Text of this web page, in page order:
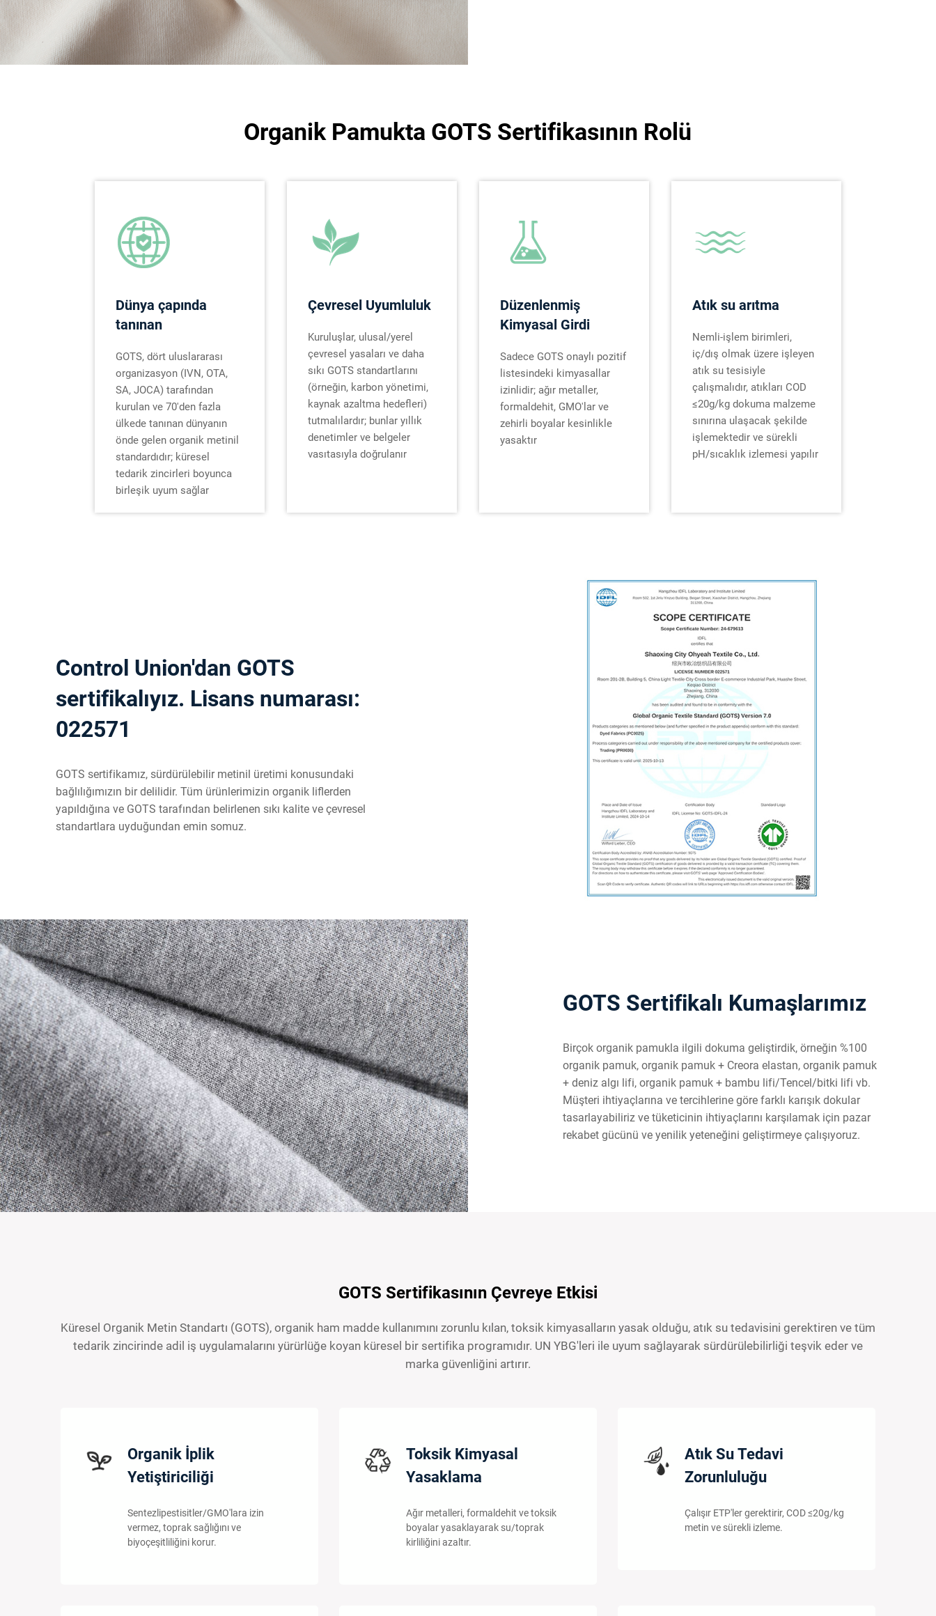
Organik Pamukta GOTS Sertifikasının Rolü
Dünya çapında
tanınan
GOTS, dört uluslararası
organizasyon (IVN, OTA,
SA, JOCA) tarafından
kurulan ve 70'den fazla
ülkede tanınan dünyanın
önde gelen organik metinil
standardıdır; küresel
tedarik zincirleri boyunca
birleşik uyum sağlar
Çevresel Uyumluluk
Kuruluşlar, ulusal/yerel
çevresel yasaları ve daha
sıkı GOTS standartlarını
(örneğin, karbon yönetimi,
kaynak azaltma hedefleri)
tutmalılardır; bunlar yıllık
denetimler ve belgeler
vasıtasıyla doğrulanır
Düzenlenmiş
Kimyasal Girdi
Sadece GOTS onaylı pozitif
listesindeki kimyasallar
izinlidir; ağır metaller,
formaldehit, GMO'lar ve
zehirli boyalar kesinlikle
yasaktır
Atık su arıtma
Nemli-işlem birimleri,
iç/dış olmak üzere işleyen
atık su tesisiyle
çalışmalıdır, atıkları COD
≤20g/kg dokuma malzeme
sınırına ulaşacak şekilde
işlemektedir ve sürekli
pH/sıcaklık izlemesi yapılır
Control Union'dan GOTS
sertifikalıyız. Lisans numarası:
022571
GOTS sertifikamız, sürdürülebilir metinil üretimi konusundaki
bağlılığımızın bir delilidir. Tüm ürünlerimizin organik liflerden
yapıldığına ve GOTS tarafından belirlenen sıkı kalite ve çevresel
standartlara uyduğundan emin somuz.
GOTS Sertifikalı Kumaşlarımız
Birçok organik pamukla ilgili dokuma geliştirdik, örneğin %100
organik pamuk, organik pamuk + Creora elastan, organik pamuk
+ deniz algı lifi, organik pamuk + bambu lifi/Tencel/bitki lifi vb.
Müşteri ihtiyaçlarına ve tercihlerine göre farklı karışık dokular
tasarlayabiliriz ve tüketicinin ihtiyaçlarını karşılamak için pazar
rekabet gücünü ve yenilik yeteneğini geliştirmeye çalışıyoruz.
GOTS Sertifikasının Çevreye Etkisi
Küresel Organik Metin Standartı (GOTS), organik ham madde kullanımını zorunlu kılan, toksik kimyasalların yasak olduğu, atık su tedavisini gerektiren ve tüm
tedarik zincirinde adil iş uygulamalarını yürürlüğe koyan küresel bir sertifika programıdır. UN YBG'leri ile uyum sağlayarak sürdürülebilirliği teşvik eder ve
marka güvenliğini artırır.
Organik İplik
Yetiştiriciliği
Sentezlipestisitler/GMO'lara izin
vermez, toprak sağlığını ve
biyoçeşitliliğini korur.
Toksik Kimyasal
Yasaklama
Ağır metalleri, formaldehit ve toksik
boyalar yasaklayarak su/toprak
kirliliğini azaltır.
Atık Su Tedavi
Zorunluluğu
Çalışır ETP'ler gerektirir, COD ≤20g/kg
metin ve sürekli izleme.